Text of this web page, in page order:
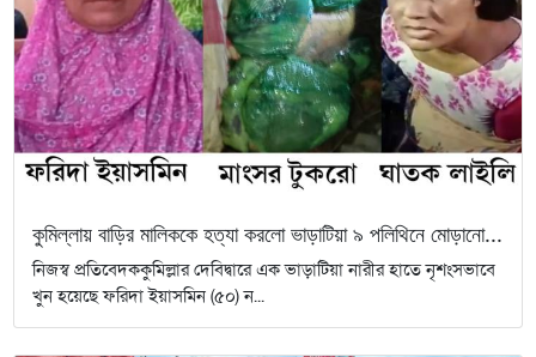
কুমিল্লায় বাড়ির মালিককে হত্যা করলো ভাড়াটিয়া ৯ পলিথিনে মোড়ানো...
নিজস্ব প্রতিবেদককুমিল্লার দেবিদ্বারে এক ভাড়াটিয়া নারীর হাতে নৃশংসভাবে
খুন হয়েছে ফরিদা ইয়াসমিন (৫০) ন...